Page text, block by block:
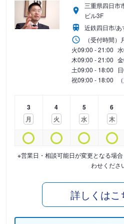
三重県四日市
ビル3F
近鉄四日市/
（受付時間）
火09:00 - 21:00 水
木09:00 - 21:00 金
土09:00 - 18:00 日
祝09:00 - 18:00
3
月
4
火
5
水
6
木
※営業日・相談可能日が変更となる場
わせくださ
詳しくはこ